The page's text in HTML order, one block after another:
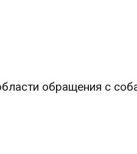
обращения с